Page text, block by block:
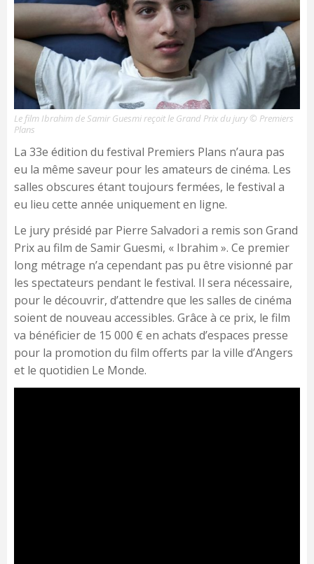
Le film Ibrahim de Samir Guesmi reçoit le Grand Prix du jury © Premiers
Plans
La 33e édition du festival Premiers Plans n’aura pas
eu la même saveur pour les amateurs de cinéma. Les
salles obscures étant toujours fermées, le festival a
eu lieu cette année uniquement en ligne.
Le jury présidé par Pierre Salvadori a remis son Grand
Prix au film de Samir Guesmi, « Ibrahim ». Ce premier
long métrage n’a cependant pas pu être visionné par
les spectateurs pendant le festival. Il sera nécessaire,
pour le découvrir, d’attendre que les salles de cinéma
soient de nouveau accessibles. Grâce à ce prix, le film
va bénéficier de 15 000 € en achats d’espaces presse
pour la promotion du film offerts par la ville d’Angers
et le quotidien Le Monde.